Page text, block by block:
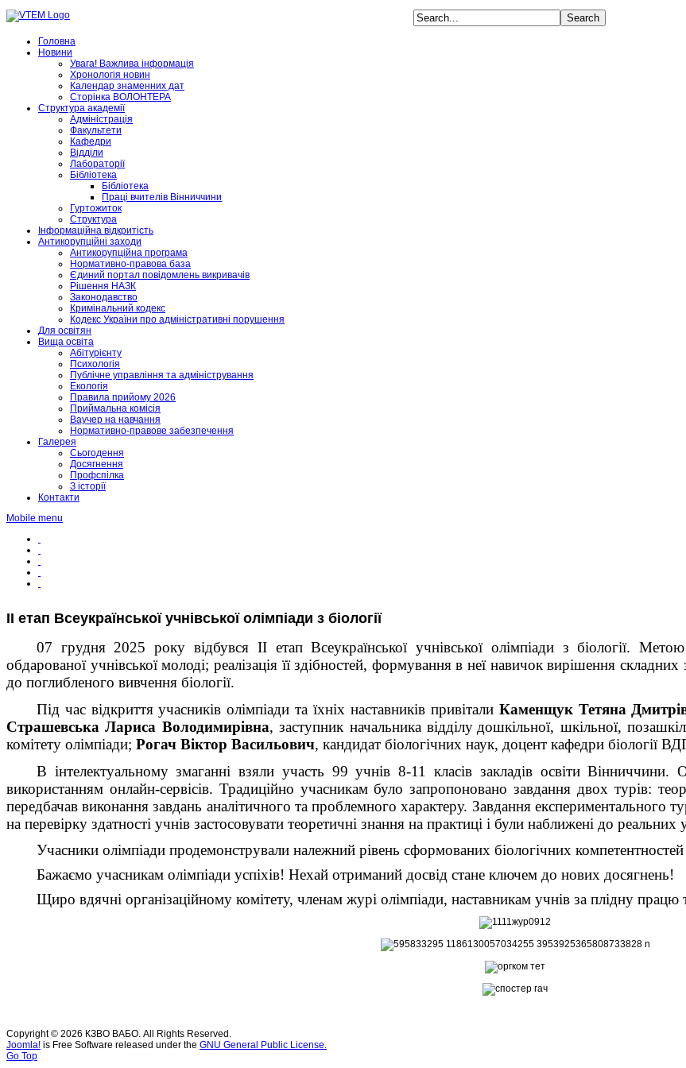
Головна
Новини
Увага! Важлива інформація
Хронологія новин
Календар знаменних дат
Сторінка ВОЛОНТЕРА
Структура академії
Адміністрація
Факультети
Кафедри
Відділи
Лабораторії
Бібліотека
Бібліотека
Праці вчителів Вінниччини
Гуртожиток
Структура
Інформаційна відкритість
Антикорупційні заходи
Антикорупційна програма
Нормативно-правова база
Єдиний портал повідомлень викривачів
Рішення НАЗК
Законодавство
Кримінальний кодекс
Кодекс України про адміністративні порушення
Для освітян
Вища освіта
Абітурієнту
Психологія
Публічне управління та адміністрування
Екологія
Правила прийому 2026
Приймальна комісія
Ваучер на навчання
Нормативно-правове забезпечення
Галерея
Сьогодення
Досягнення
Профспілка
З історії
Контакти
Mobile menu
ІІ етап Всеукраїнської учнівської олімпіади з біології
07 грудня 2025 року відбувся ІІ етап Всеукраїнської учнівської олімпіади з біології.
обдарованої учнівської молоді; реалізація її здібностей, формування в неї навичок вирішення
до поглибленого вивчення біології.
Під час відкриття учасників олімпіади та їхніх наставників привітали Каменщук Тетяна
Страшевська Лариса Володимирівна, заступник начальника відділу дошкільної, шкільної,
комітету олімпіади; Рогач Віктор Васильович, кандидат біологічних наук, доцент кафедри біології
В інтелектуальному змаганні взяли участь 99 учнів 8-11 класів закладів освіти
використанням онлайн-сервісів. Традиційно учасникам було запропоновано завдання двох турів:
передбачав виконання завдань аналітичного та проблемного характеру. Завдання експериментального
на перевірку здатності учнів застосовувати теоретичні знання на практиці і були наближені до
Учасники олімпіади продемонстрували належний рівень сформованих біологічних компетентностей
Бажаємо учасникам олімпіади успіхів! Нехай отриманий досвід стане ключем до нових досягнень!
Щиро вдячні організаційному комітету, членам журі олімпіади, наставникам учнів за плідну працю
Copyright © 2026 КЗВО ВАБО. All Rights Reserved.
Joomla! is Free Software released under the GNU General Public License.
Go Top